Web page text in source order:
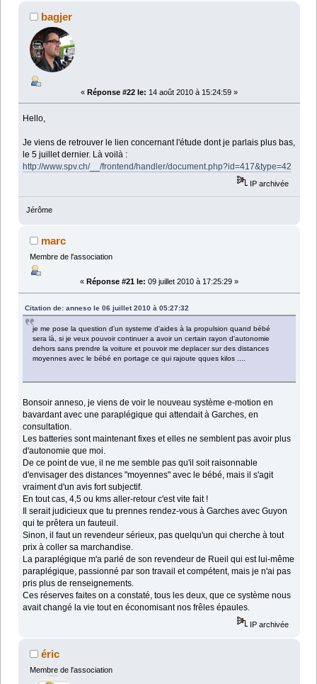
bagjer
« Réponse #22 le: 14 août 2010 à 15:24:59 »
Hello,
Je viens de retrouver le lien concernant l'étude dont je parlais plus bas,
le 5 juillet dernier. Là voilà :
http://www.spv.ch/__/frontend/handler/document.php?id=417&type=42
IP archivée
Jérôme
marc
Membre de l'association
« Réponse #21 le: 09 juillet 2010 à 17:25:29 »
Citation de: anneso le 06 juillet 2010 à 05:27:32
je me pose la question d'un systeme d'aides à la propulsion quand bébé
sera là, si je veux pouvoir continuer a avoir un certain rayon d'autonomie
dehors sans prendre la voiture et pouvoir me deplacer sur des distances
moyennes avec le bébé en portage ce qui rajoute qques kilos ....
Bonsoir anneso, je viens de voir le nouveau système e-motion en
bavardant avec une paraplégique qui attendait à Garches, en
consultation.
Les batteries sont maintenant fixes et elles ne semblent pas avoir plus
d'autonomie que moi.
De ce point de vue, il ne me semble pas qu'il soit raisonnable
d'envisager des distances "moyennes" avec le bébé, mais il s'agit
vraiment d'un avis fort subjectif.
En tout cas, 4,5 ou kms aller-retour c'est vite fait !
Il serait judicieux que tu prennes rendez-vous à Garches avec Guyon
qui te prêtera un fauteuil.
Sinon, il faut un revendeur sérieux, pas quelqu'un qui cherche à tout
prix à coller sa marchandise.
La paraplégique m'a parlé de son revendeur de Rueil qui est lui-même
paraplégique, passionné par son travail et compétent, mais je n'ai pas
pris plus de renseignements.
Ces réserves faites on a constaté, tous les deux, que ce système nous
avait changé la vie tout en économisant nos frêles épaules.
IP archivée
éric
Membre de l'association